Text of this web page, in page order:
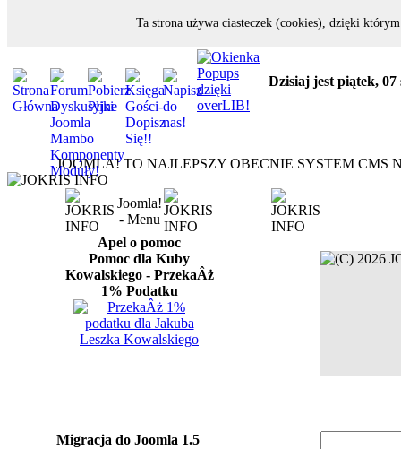
Dzisiaj jest piątek,
JOOMLA! TO NAJLEPSZY OBECNIE SYSTEM CMS
Joomla!
- Menu
Apel o pomoc
Pomoc dla Kuby
Kowalskiego - PrzekaÂż
1% Podatku
Migracja do Joomla 1.5
Ta strona używa ciasteczek (cookies), dzięki